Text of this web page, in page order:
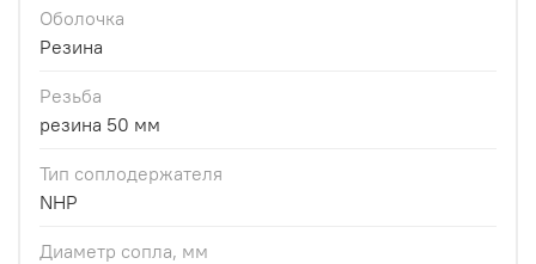
Оболочка
Резина
Резьба
резина 50 мм
Тип соплодержателя
NHP
Диаметр сопла, мм